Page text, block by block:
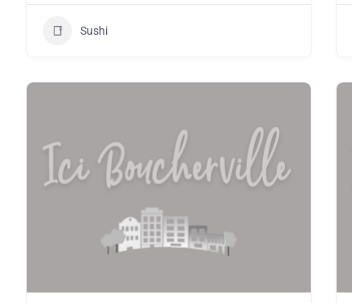
Sushi